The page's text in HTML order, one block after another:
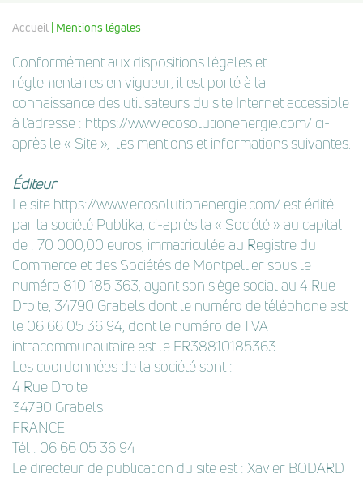
Accueil | Mentions légales
Conformément aux dispositions légales et
réglementaires en vigueur, il est porté à la
connaissance des utilisateurs du site Internet accessible
à l’adresse : https://www.ecosolutionenergie.com/ ci-
après le « Site », les mentions et informations suivantes.
Éditeur
Le site https://www.ecosolutionenergie.com/ est édité
par la société Publika, ci-après la « Société » au capital
de : 70 000,00 euros, immatriculée au Registre du
Commerce et des Sociétés de Montpellier sous le
numéro 810 185 363, ayant son siège social au 4 Rue
Droite, 34790 Grabels dont le numéro de téléphone est
le 06 66 05 36 94, dont le numéro de TVA
intracommunautaire est le FR38810185363.
Les coordonnées de la société sont :
4 Rue Droite
34790 Grabels
FRANCE
Tél : 06 66 05 36 94
Le directeur de publication du site est : Xavier BODARD